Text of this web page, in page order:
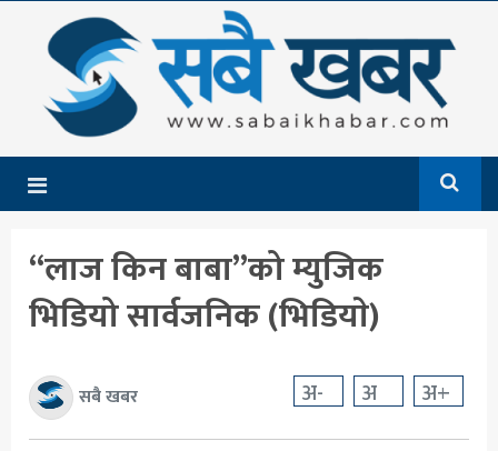
गृहपृष्ठ
समाचार
राजनीति
देश
आर्थिक
अन्तर्राष्ट्रिय
मनोरञ्जन
“लाज किन बाबा”को म्युजिक
भिडियो सार्वजनिक (भिडियाे)
सबै खबर अ- अ अ+